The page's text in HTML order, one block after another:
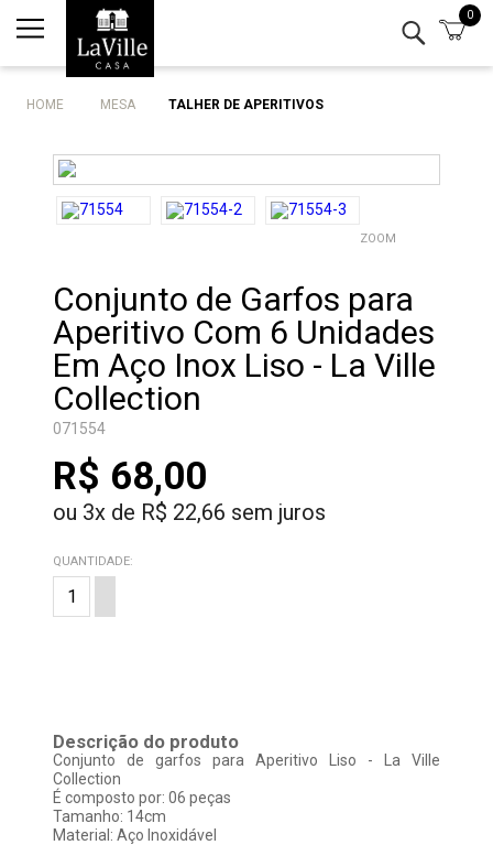
0
Minha conta
Lista de Presentes
Cozinha
Decor
Kits
Marcas
HOME MESA TALHER DE APERITIVOS
ZOOM
Conjunto de Garfos para
Aperitivo Com 6 Unidades
Em Aço Inox Liso - La Ville
Collection
071554
R$ 68,00
ou 3x de R$ 22,66 sem juros
QUANTIDADE:
Descrição do produto
Conjunto de garfos para Aperitivo Liso - La Ville
Collection
É composto por: 06 peças
Tamanho: 14cm
Material: Aço Inoxidável